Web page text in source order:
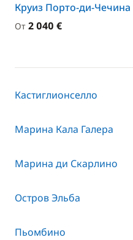
Круиз Порто-ди-Чечина
От 2 040 €
Кастиглионселло
Марина Кала Галера
Марина ди Скарлино
Остров Эльба
Пьомбино